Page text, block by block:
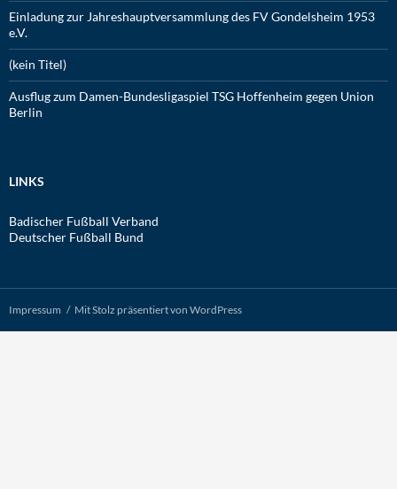
Einladung zur Jahreshauptversammlung des FV Gondelsheim 1953
e.V.
(kein Titel)
Ausflug zum Damen-Bundesligaspiel TSG Hoffenheim gegen Union
Berlin
LINKS
Badischer Fußball Verband
Deutscher Fußball Bund
Impressum Mit Stolz präsentiert von WordPress